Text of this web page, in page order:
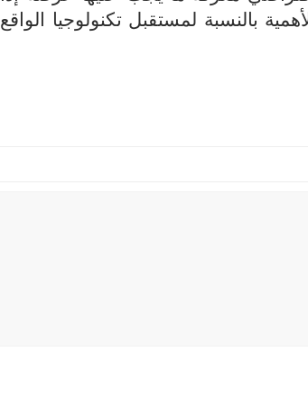
بالنسبة لمستقبل تكنولوجيا الواقع